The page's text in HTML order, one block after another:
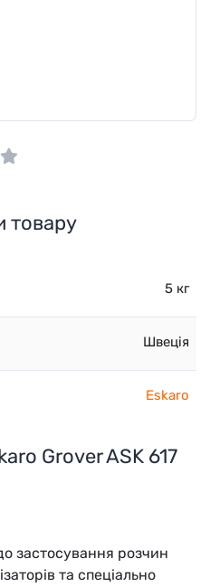
товару
5 кг
Швеція
Eskaro
Grover ASK 617
застосування розчин
та спеціально